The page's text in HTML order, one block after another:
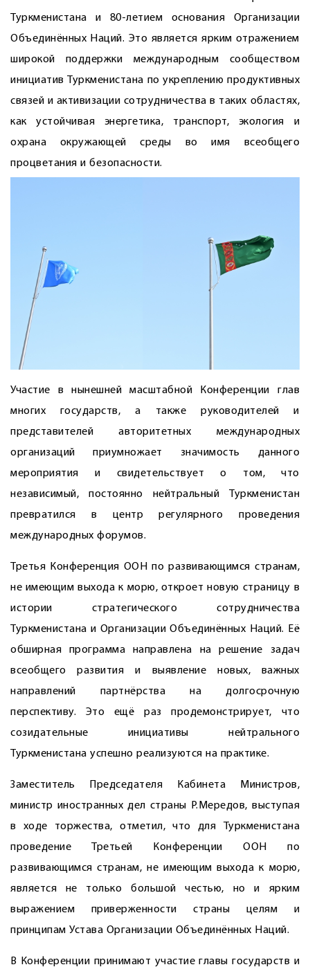
Туркменистана и 80-летием основания Организации
Объединённых Наций. Это является ярким отражением
широкой поддержки международным сообществом
инициатив Туркменистана по укреплению продуктивных
связей и активизации сотрудничества в таких областях,
как устойчивая энергетика, транспорт, экология и
охрана окружающей среды во имя всеобщего
процветания и безопасности.
Участие в нынешней масштабной Конференции глав
многих государств, а также руководителей и
представителей авторитетных международных
организаций приумножает значимость данного
мероприятия и свидетельствует о том, что
независимый, постоянно нейтральный Туркменистан
превратился в центр регулярного проведения
международных форумов.
Третья Конференция ООН по развивающимся странам,
не имеющим выхода к морю, откроет новую страницу в
истории стратегического сотрудничества
Туркменистана и Организации Объединённых Наций. Её
обширная программа направлена на решение задач
всеобщего развития и выявление новых, важных
направлений партнёрства на долгосрочную
перспективу. Это ещё раз продемонстрирует, что
созидательные инициа­тивы нейтрального
Туркменистана успешно реализуются на ­практике.
Заместитель Председателя Кабинета Министров,
министр иностранных дел страны Р.Мередов, выступая
в ходе торжества, отметил, что для Туркменистана
проведение Третьей Конференции ООН по
развивающимся странам, не имеющим выхода к морю,
является не только большой честью, но и ярким
выражением приверженности страны целям и
принципам Устава Организации Объединённых Наций.
В Конференции принимают участие главы государств и